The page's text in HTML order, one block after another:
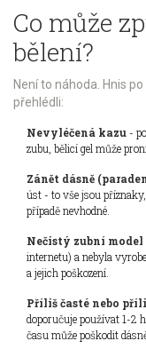
Co může
bělení?
Není to náhoda. Hnis
přehlédli:
Nevyléčená kazu -
zubu, bělicí gel může
Zánět dásně
úst - to vše jsou
případě nevhodné.
Nečistý zubní model
internetu) a nebyla
a jejich poškození.
Příliš časté nebo
doporučuje používat 1-2
času může poškodit